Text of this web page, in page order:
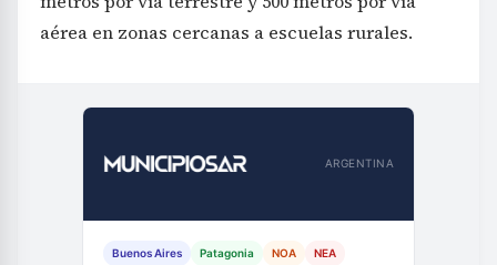
aérea en zonas cercanas a escuelas rurales.
ARGENTINA
Buenos Aires Patagonia NOA NEA